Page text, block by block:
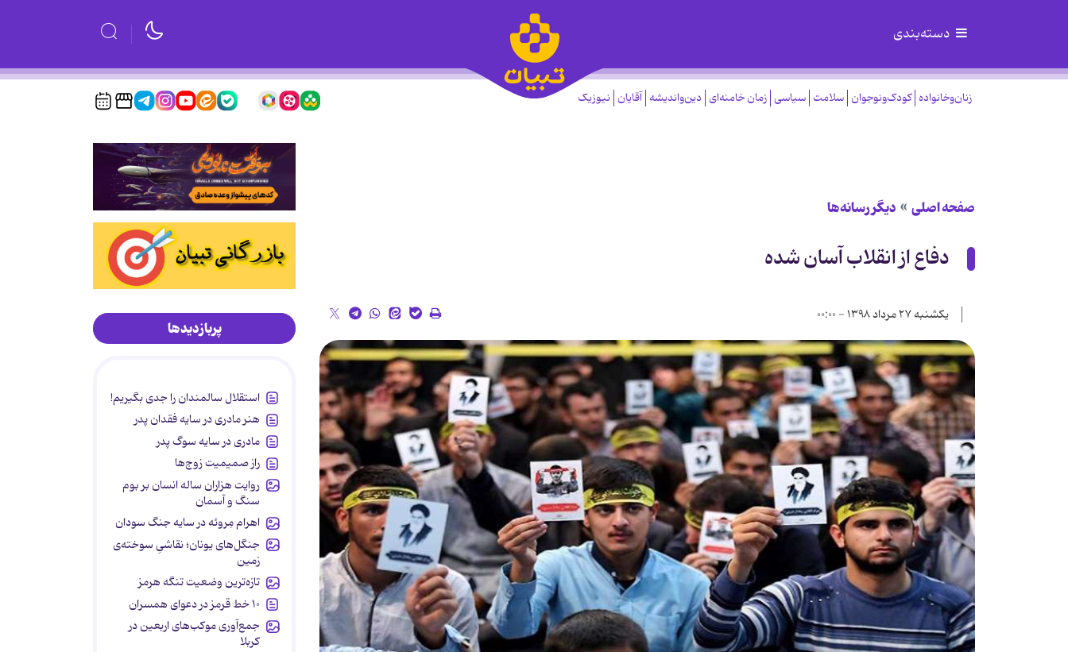
دسته‌بندی
زنان‌وخانواده کودک‌ونوجوان سلامت سیاسی زمان خامنه‌ای دین‌واندیشه آقایان نیوزیک
صفحه اصلی دیگر رسانه‌ها
دفاع از انقلاب آسان شده
یکشنبه ۲۷ مرداد ۱۳۹۸ - ۰۰:۰۰
پربازدیدها
استقلال سالمندان را جدی بگیریم!
هنر مادری در سایه‌ فقدان پدر
مادری در سایه سوگ پدر
راز صمیمیت زوج‌ها
روایت هزاران ساله انسان بر بوم
سنگ و آسمان
اهرام مِروئه در سایه جنگ سودان
جنگل‌های یونان؛ نقاشیِ سوخته‌ی
زمین
تازه‌ترین وضعیت تنگه هرمز
۱۰ خط قرمز در دعوای همسران
جمع‌آوری موکب‌های اربعین در
کربلا